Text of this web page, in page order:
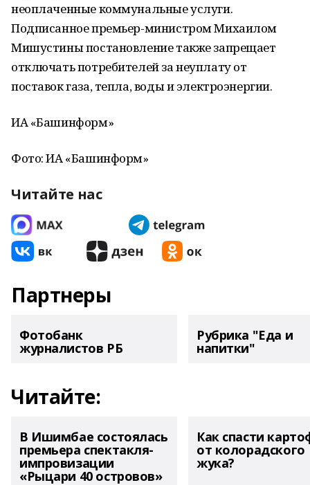
неоплаченные коммунальные услуги.
Подписанное премьер-министром Михаилом
Мишустины постановление также запрещает
отключать потребителей за неуплату от
поставок газа, тепла, воды и электроэнергии.
ИА «Башинформ»
Фото: ИА «Башинформ»
Читайте нас
Партнеры
Фотобанк
журналистов РБ
Рубрика "Еда и
напитки"
Читайте:
В Ишимбае состоялась
премьера спектакля-
импровизации
«Рыцари 40 островов»
Как спасти
от колорадского
жука?